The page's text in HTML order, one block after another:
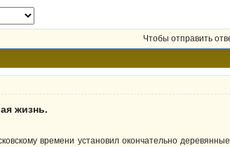
Чтобы отправить
жизнь.
времени установил окончательно